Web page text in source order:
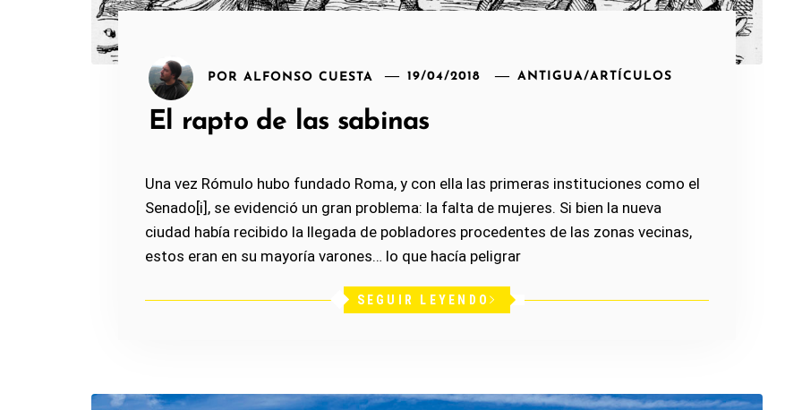
POR ALFONSO CUESTA 19/04/2018 ANTIGUA/ARTÍCULOS
El rapto de las sabinas
Una vez Rómulo hubo fundado Roma, y con ella las primeras instituciones como el
Senado[i], se evidenció un gran problema: la falta de mujeres. Si bien la nueva
ciudad había recibido la llegada de pobladores procedentes de las zonas vecinas,
estos eran en su mayoría varones… lo que hacía peligrar
SEGUIR LEYENDO